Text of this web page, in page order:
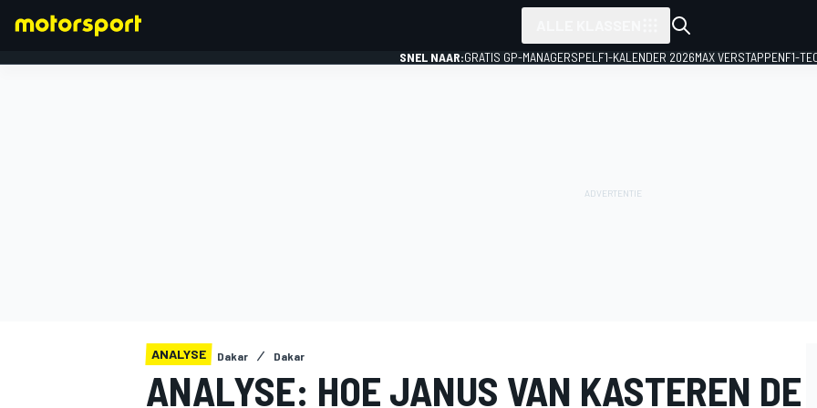
SNEL NAAR:GRATIS GP-MANAGERSPEL F1-KALENDER 2026MAX VERSTAPPENF1-
ANALYSE Dakar Dakar
ANALYSE: HOE JANUS VAN KASTEREN DE